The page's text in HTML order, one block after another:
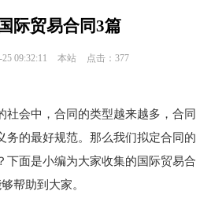
际贸易合同3篇
09:32:11 本站 点击：377
会中，合同的类型越来越多，合同
务的最好规范。那么我们拟定合同的
下面是小编为大家收集的国际贸易合
帮助到大家。